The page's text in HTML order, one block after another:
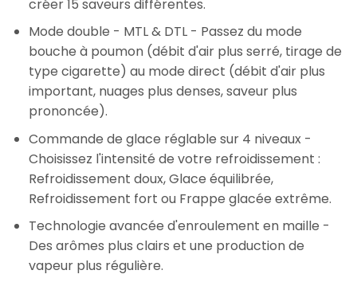
créer 15 saveurs différentes.
Mode double - MTL & DTL- Passez du mode
bouche à poumon (débit d'air plus serré, tirage de
type cigarette) au mode direct (débit d'air plus
important, nuages plus denses, saveur plus
prononcée).
Commande de glace réglable sur 4 niveaux-
Choisissez l'intensité de votre refroidissement :
Refroidissement doux, Glace équilibrée,
Refroidissement fort ou Frappe glacée extrême.
Technologie avancée d'enroulement en maille -
Des arômes plus clairs et une production de
vapeur plus régulière.